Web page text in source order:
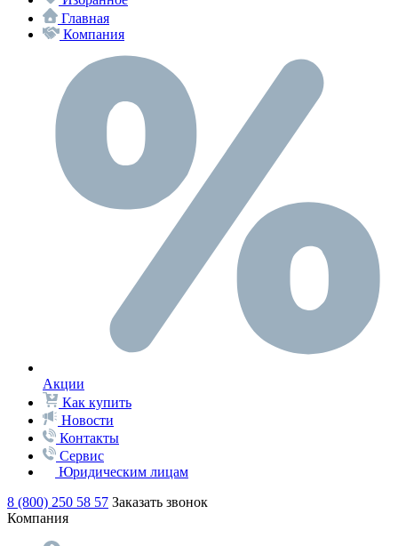
Главная
Компания
Акции
Как купить
Новости
Контакты
Сервис
Юридическим лицам
8 (800) 250 58 57 Заказать звонок
Компания